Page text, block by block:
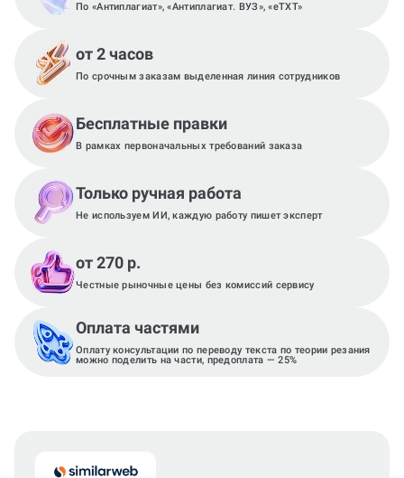
По «Антиплагиат», «Антиплагиат. ВУЗ», «eTXT»
от 2 часов
По срочным заказам выделенная линия сотрудников
Бесплатные правки
В рамках первоначальных требований заказа
Только ручная работа
Не используем ИИ, каждую работу пишет эксперт
от 270 р.
Честные рыночные цены без комиссий сервису
Оплата частями
Оплату консультации по переводу текста по теории резания
можно поделить на части, предоплата — 25%